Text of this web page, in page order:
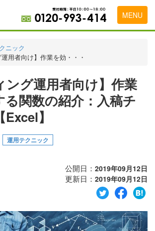
MENU
えの方
をお考えの方
作会社様へ
用開始までの流れ
ニック
運用者向け】作業を効・・・
ング運用者向け】作業
る関数の紹介：入稿チ
】
運用テクニック
公開日： 2019年09月12日
更新日： 2019年09月12日